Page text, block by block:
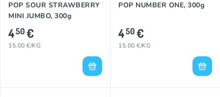
POP SOUR STRAWBERRY
MINI JUMBO, 300g
450€
15.00 €/KG
POP NUMBER ONE, 300g
450€
15.00 €/KG